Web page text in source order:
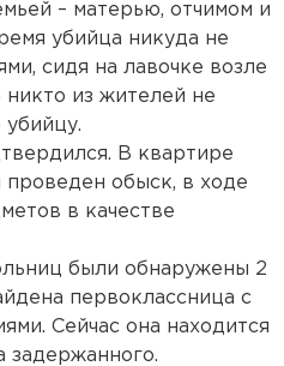
– матерью, отчимом и
убийца никуда не
сидя на лавочке возле
никто из жителей не
убийцу.
В квартире
обыск, в ходе
в качестве
были обнаружены 2
первоклассница с
Сейчас она находится
задержанного.